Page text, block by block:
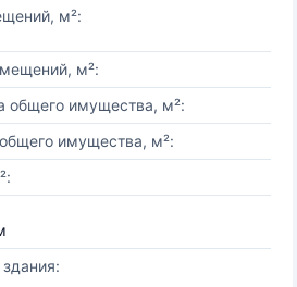
м²:
м²:
общего имущества, м²:
имущества, м²: